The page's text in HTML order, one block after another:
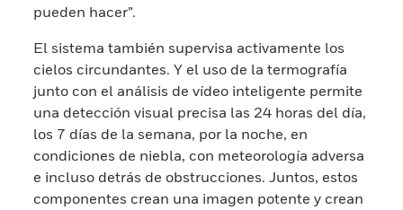
pueden hacer”.
El sistema también supervisa activamente los
cielos circundantes. Y el uso de la termografía
junto con el análisis de vídeo inteligente permite
una detección visual precisa las 24 horas del día,
los 7 días de la semana, por la noche, en
condiciones de niebla, con meteorología adversa
e incluso detrás de obstrucciones. Juntos, estos
componentes crean una imagen potente y crean